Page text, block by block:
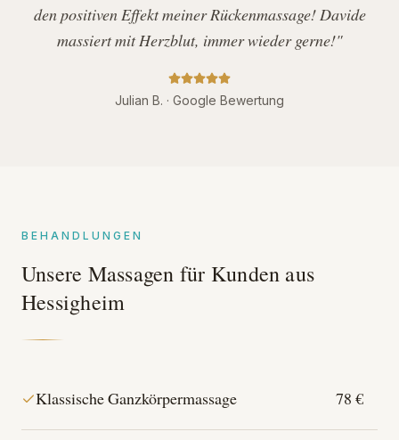
den positiven Effekt meiner Rückenmassage! Davide
massiert mit Herzblut, immer wieder gerne!"
Julian B. · Google Bewertung
BEHANDLUNGEN
Unsere Massagen für Kunden aus
Hessigheim
Klassische Ganzkörpermassage 78 €